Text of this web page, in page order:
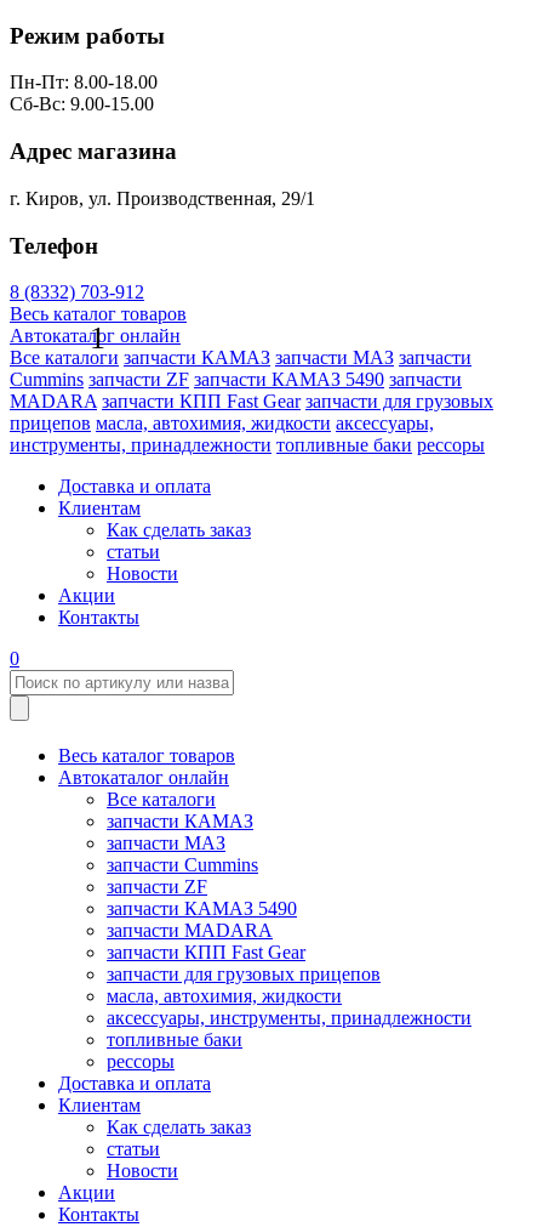
Режим работы
Пн-Пт: 8.00-18.00
Сб-Вс: 9.00-15.00
Адрес магазина
г. Киров, ул. Производственная, 29/1
Телефон
8 (8332) 703-912
Весь каталог товаров
Автокаталог онлайн
Все каталоги запчасти КАМАЗ запчасти МАЗ запчасти
Cummins запчасти ZF запчасти КАМАЗ 5490 запчасти
MADARA запчасти КПП Fast Gear запчасти для грузовых
прицепов масла, автохимия, жидкости аксессуары,
инструменты, принадлежности топливные баки рессоры
Доставка и оплата
Клиентам
Как сделать заказ
статьи
Новости
Акции
Контакты
0
Весь каталог товаров
Автокаталог онлайн
Все каталоги
запчасти КАМАЗ
запчасти МАЗ
запчасти Cummins
запчасти ZF
запчасти КАМАЗ 5490
запчасти MADARA
запчасти КПП Fast Gear
запчасти для грузовых прицепов
масла, автохимия, жидкости
аксессуары, инструменты, принадлежности
топливные баки
рессоры
Доставка и оплата
Клиентам
Как сделать заказ
статьи
Новости
Акции
Контакты
1